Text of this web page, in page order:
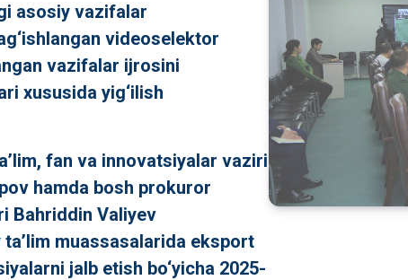
asosiy vazifalar
videoselektor
vazifalar ijrosini
xususida yig‘ilish
fan va innovatsiyalar vaziri
hamda bosh prokuror
Bahriddin Valiyev
muassasalarida eksport
jalb etish bo‘yicha 2025-